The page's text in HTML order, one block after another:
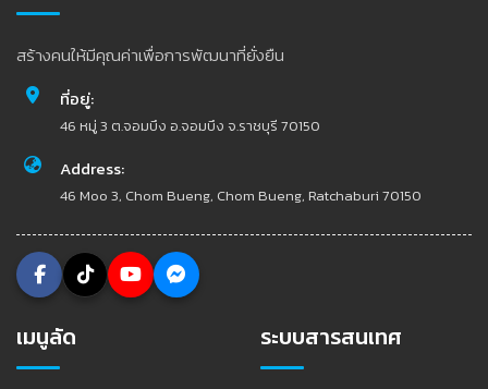
สร้างคนให้มีคุณค่าเพื่อการพัฒนาที่ยั่งยืน
ที่อยู่:
46 หมู่ 3 ต.จอมบึง อ.จอมบึง จ.ราชบุรี 70150
Address:
46 Moo 3, Chom Bueng, Chom Bueng, Ratchaburi 70150
เมนูลัด ระบบสารสนเทศ